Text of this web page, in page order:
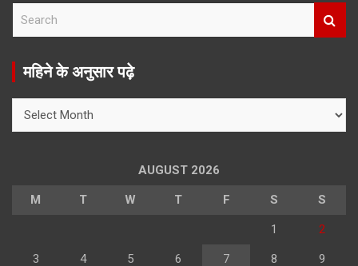
r
महिने के अनुसार पढ़े
AUGUST 2026
M T W T F S S
1 2
3 4 5 6 7 8 9